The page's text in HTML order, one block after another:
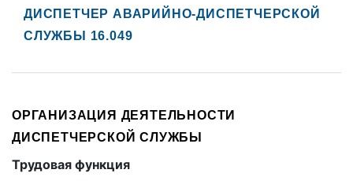
ДИСПЕТЧЕР АВАРИЙНО-ДИСПЕТЧЕРСКОЙ
СЛУЖБЫ 16.049
ОРГАНИЗАЦИЯ ДЕЯТЕЛЬНОСТИ
ДИСПЕТЧЕРСКОЙ СЛУЖБЫ
Трудовая функция